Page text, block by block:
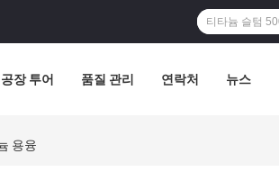
공장 투어 품질 관리 연락처 뉴스
용융